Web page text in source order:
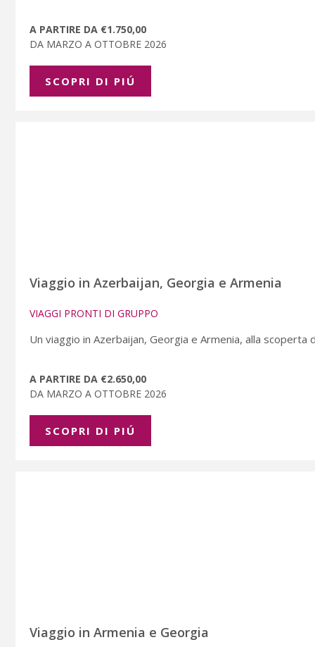
A PARTIRE DA €1.750,00
DA MARZO A OTTOBRE 2026
SCOPRI DI PIÚ
Viaggio in Azerbaijan, Georgia e Armenia
VIAGGI PRONTI DI GRUPPO
Un viaggio in Azerbaijan, Georgia e Armenia, alla
A PARTIRE DA €2.650,00
DA MARZO A OTTOBRE 2026
SCOPRI DI PIÚ
Viaggio in Armenia e Georgia